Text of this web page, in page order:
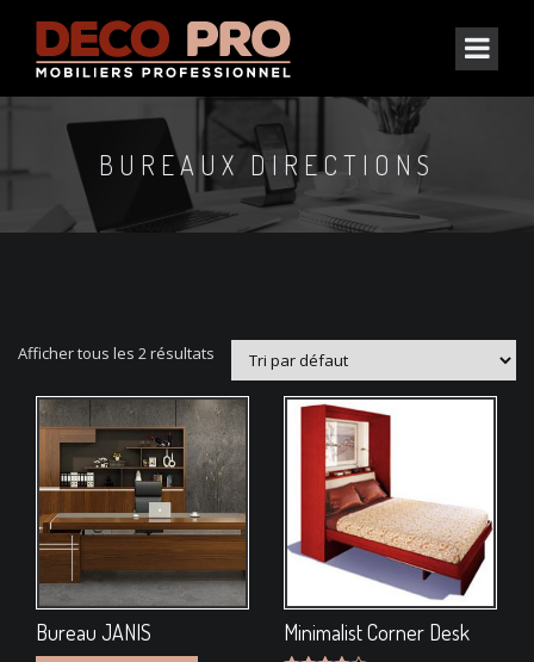
BUREAUX DIRECTIONS
Afficher tous les 2 résultats
Bureau JANIS Minimalist Corner Desk